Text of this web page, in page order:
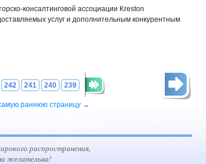
консалтинговой ассоциации Kreston
услуг и дополнительным конкурентным
242 241 240 239
раннюю страницу →
распространения,
желательна!